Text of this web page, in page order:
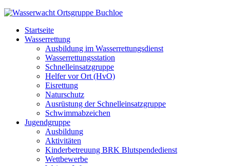
Startseite
Wasserrettung
Ausbildung im Wasserrettungsdienst
Wasserrettungsstation
Schnelleinsatzgruppe
Helfer vor Ort (HvO)
Eisrettung
Naturschutz
Ausrüstung der Schnelleinsatzgruppe
Schwimmabzeichen
Jugendgruppe
Ausbildung
Aktivitäten
Kinderbetreuung BRK Blutspendedienst
Wettbewerbe